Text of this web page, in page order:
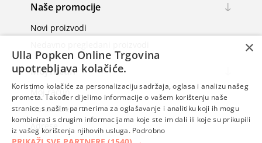
Naše promocije
Novi proizvodi
Moj račun
Moj račun
Narudžbe
Adrese
×
Ulla Popken Online Trgovina
upotrebljava kolačiće.
Koristimo kolačiće za personalizaciju sadržaja, oglasa i analizu našeg
prometa. Također dijelimo informacije o vašem korištenju naše
stranice s našim partnerima za oglašavanje i analitiku koji ih mogu
kombinirati s drugim informacijama koje ste im dali ili koje su prikupili
iz vašeg korištenja njihovih usluga. Podrobno